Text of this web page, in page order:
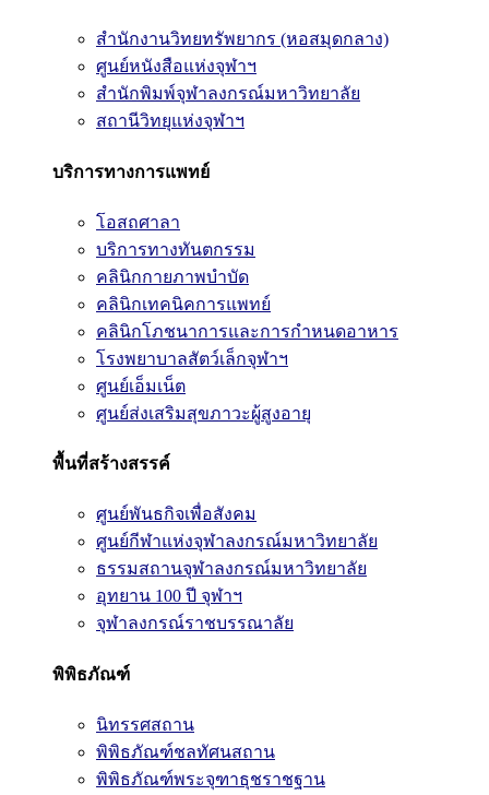
สำนักงานวิทยทรัพยากร (หอสมุดกลาง)
ศูนย์หนังสือแห่งจุฬาฯ
สำนักพิมพ์จุฬาลงกรณ์มหาวิทยาลัย
สถานีวิทยุแห่งจุฬาฯ
บริการทางการแพทย์
โอสถศาลา
บริการทางทันตกรรม
คลินิกกายภาพบำบัด
คลินิกเทคนิคการแพทย์
คลินิกโภชนาการและการกำหนดอาหาร
โรงพยาบาลสัตว์เล็กจุฬาฯ
ศูนย์เอ็มเน็ต
ศูนย์ส่งเสริมสุขภาวะผู้สูงอายุ
พื้นที่สร้างสรรค์
ศูนย์พันธกิจเพื่อสังคม
ศูนย์กีฬาแห่งจุฬาลงกรณ์มหาวิทยาลัย
ธรรมสถานจุฬาลงกรณ์มหาวิทยาลัย
อุทยาน 100 ปี จุฬาฯ
จุฬาลงกรณ์ราชบรรณาลัย
พิพิธภัณฑ์
นิทรรศสถาน
พิพิธภัณฑ์ชลทัศนสถาน
พิพิธภัณฑ์พระจุฑาธุชราชฐาน